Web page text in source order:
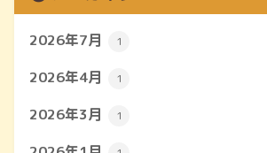
2026年7月 1
2026年4月 1
2026年3月 1